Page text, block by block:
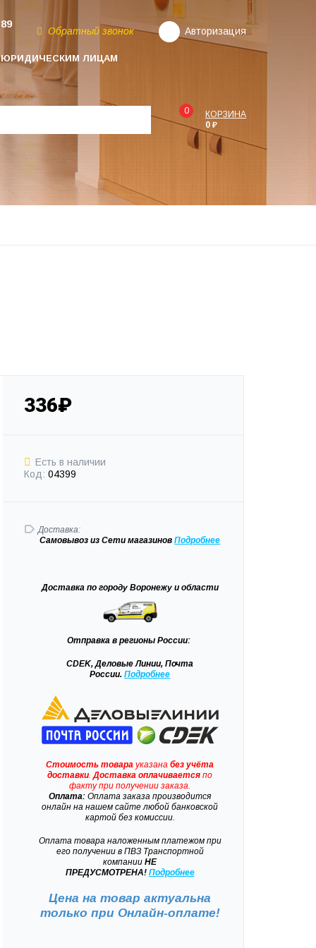
ЮРИДИЧЕСКИМ ЛИЦАМ
Обратный звонок Авторизация
0
КОРЗИНА
0 ₽
336₽
Есть в наличии
Код: 04399
Доставка:
Самовывозиз Сети магазиновПодробнее
Доставкапо городу Воронежу и области
Отправка в регионы России:
CDEK, Деловые Линии, Почта
России.Подробнее
Стоимость товара указанабез учёта
доставки .Доставка оплачивается по
факту при получении заказа.
Оплата: Оплата заказа производится
онлайн на нашем сайте любой банковской
картой без комиссии.
Оплата товара наложенным платежом при
его получении в ПВЗ Транспортной
компании НЕ
ПРЕДУСМОТРЕНА! Подробнее
Цена на товар актуальна
только при Онлайн-оплате!